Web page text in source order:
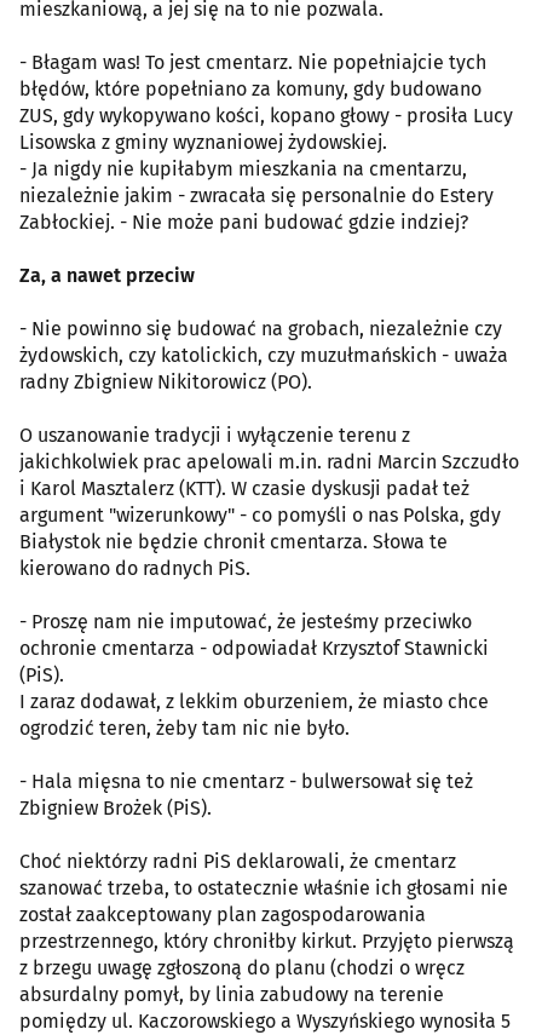
mieszkaniową, a jej się na to nie pozwala.
- Błagam was! To jest cmentarz. Nie popełniajcie tych
błędów, które popełniano za komuny, gdy budowano
ZUS, gdy wykopywano kości, kopano głowy - prosiła Lucy
Lisowska z gminy wyznaniowej żydowskiej.
- Ja nigdy nie kupiłabym mieszkania na cmentarzu,
niezależnie jakim - zwracała się personalnie do Estery
Zabłockiej. - Nie może pani budować gdzie indziej?
Za, a nawet przeciw
- Nie powinno się budować na grobach, niezależnie czy
żydowskich, czy katolickich, czy muzułmańskich - uważa
radny Zbigniew Nikitorowicz (PO).
O uszanowanie tradycji i wyłączenie terenu z
jakichkolwiek prac apelowali m.in. radni Marcin Szczudło
i Karol Masztalerz (KTT). W czasie dyskusji padał też
argument "wizerunkowy" - co pomyśli o nas Polska, gdy
Białystok nie będzie chronił cmentarza. Słowa te
kierowano do radnych PiS.
- Proszę nam nie imputować, że jesteśmy przeciwko
ochronie cmentarza - odpowiadał Krzysztof Stawnicki
(PiS).
I zaraz dodawał, z lekkim oburzeniem, że miasto chce
ogrodzić teren, żeby tam nic nie było.
- Hala mięsna to nie cmentarz - bulwersował się też
Zbigniew Brożek (PiS).
Choć niektórzy radni PiS deklarowali, że cmentarz
szanować trzeba, to ostatecznie właśnie ich głosami nie
został zaakceptowany plan zagospodarowania
przestrzennego, który chroniłby kirkut. Przyjęto pierwszą
z brzegu uwagę zgłoszoną do planu (chodzi o wręcz
absurdalny pomył, by linia zabudowy na terenie
pomiędzy ul. Kaczorowskiego a Wyszyńskiego wynosiła 5